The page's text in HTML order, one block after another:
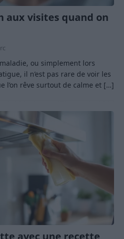
aux visites quand on
ou simplement lors
il n’est pas rare de voir les
l’on rêve surtout de calme et […]